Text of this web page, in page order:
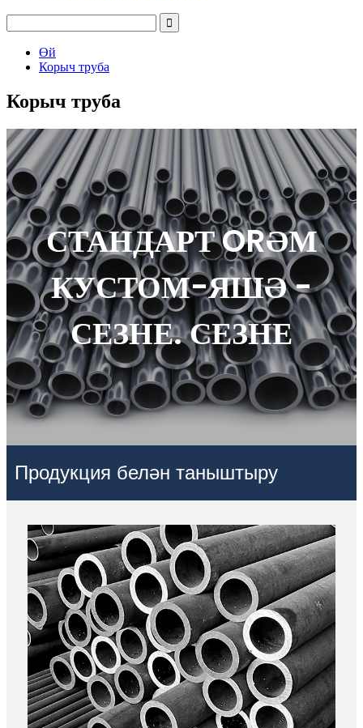
Өй
Корыч труба
Корыч труба
СТАНДАРТ ORӘМ
КУСТОМ-ЯШӘ -
СЕЗНЕ. СЕЗНЕ
Продукция белән таныштыру